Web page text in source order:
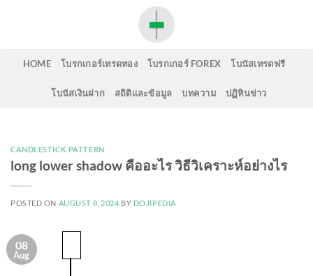
HOME โบรกเกอร์เทรดทอง โบรกเกอร์ FOREX โบนัสเทรดฟรี
โบนัสเงินฝาก สถิติและข้อมูล บทความ ปฏิทินข่าว
CANDLESTICK PATTERN
long lower shadow คืออะไร วิธีวิเคราะห์อย่างไร
POSTED ON AUGUST 8, 2024 BY DOJIPEDIA
08
Aug